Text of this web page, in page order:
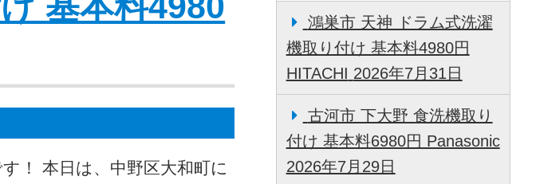
！ 本日は、中野区大和町に
鴻巣市 天神 ドラム式洗濯
機取り付け 基本料4980円
HITACHI 2026年7月31日
古河市 下大野 食洗機取り
付け 基本料6980円 Panasonic
2026年7月29日